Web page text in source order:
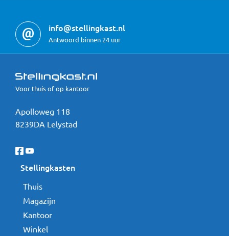
info@stellingkast.nl
Antwoord binnen 24 uur
Voor thuis of op kantoor
Apolloweg 118
8239DA Lelystad
Stellingkasten
Thuis
Magazijn
Kantoor
Winkel